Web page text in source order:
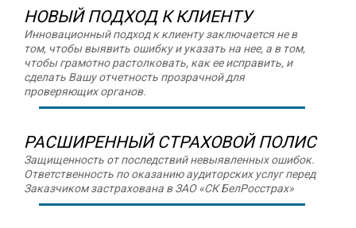
НОВЫЙ ПОДХОД К КЛИЕНТУ
Инновационный подход к клиенту заключается не в
том, чтобы выявить ошибку и указать на нее, а в том,
чтобы грамотно растолковать, как ее исправить, и
сделать Вашу отчетность прозрачной для
проверяющих органов.
РАСШИРЕННЫЙ СТРАХОВОЙ ПОЛИС
Защищенность от последствий невыявленных ошибок.
Ответственность по оказанию аудиторских услуг перед
Заказчиком застрахована в ЗАО «СК БелРосстрах»